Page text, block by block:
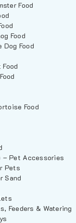
Food
Food
Food
Food
Pet Accessories
Pets
Sand
Feeders & Watering